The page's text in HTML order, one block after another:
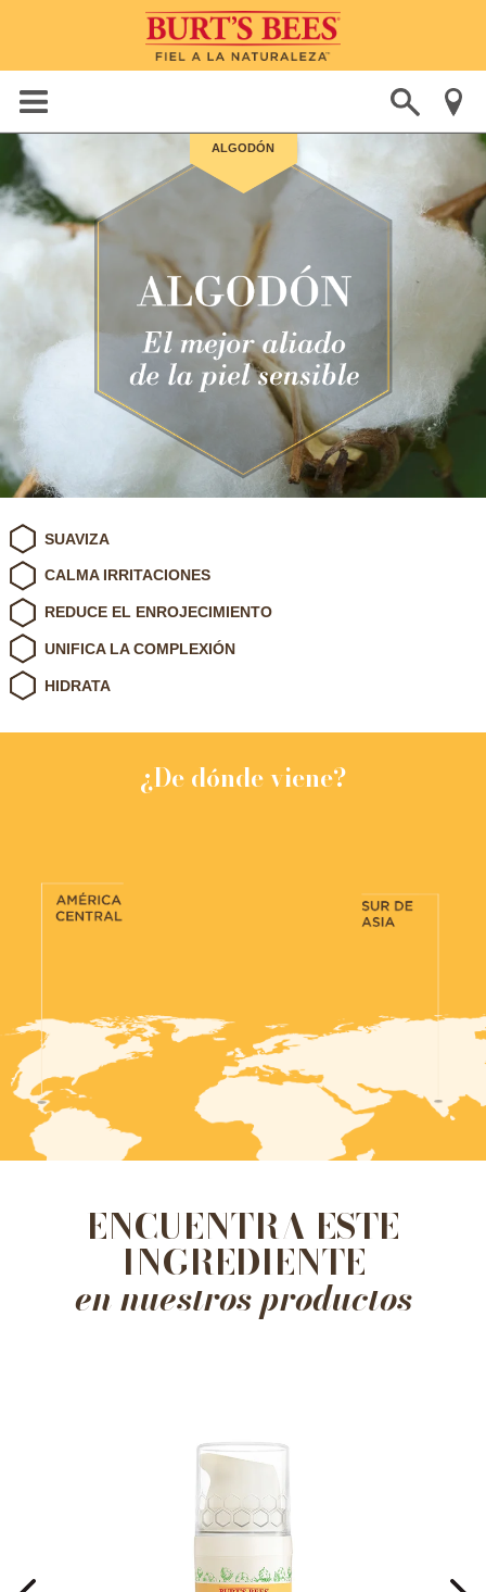
ALGODÓN
SUAVIZA
CALMA IRRITACIONES
REDUCE EL ENROJECIMIENTO
UNIFICA LA COMPLEXIÓN
HIDRATA
¿De dónde viene?
ENCUENTRA ESTE
INGREDIENTE
en nuestros productos